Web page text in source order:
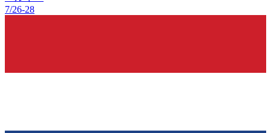
7/26-28